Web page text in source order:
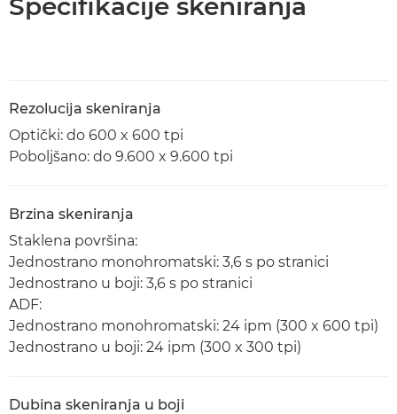
Specifikacije skeniranja
Rezolucija skeniranja
Optički: do 600 x 600 tpi
Poboljšano: do 9.600 x 9.600 tpi
Brzina skeniranja
Staklena površina:
Jednostrano monohromatski: 3,6 s po stranici
Jednostrano u boji: 3,6 s po stranici
ADF:
Jednostrano monohromatski: 24 ipm (300 x 600 tpi)
Jednostrano u boji: 24 ipm (300 x 300 tpi)
Dubina skeniranja u boji